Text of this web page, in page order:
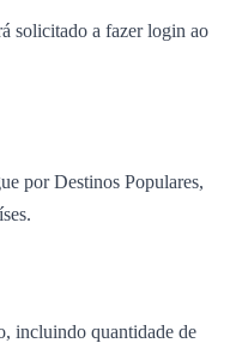
solicitado a fazer login ao
por Destinos Populares,
incluindo quantidade de